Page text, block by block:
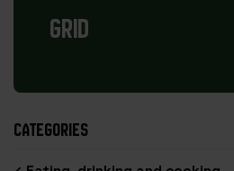
GRID
CATEGORIES